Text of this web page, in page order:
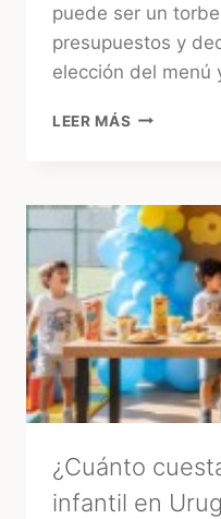
puede ser un
presupuestos y
elección del menú
LEER MÁS MÁS
QUIERO»:
3
RITUALES
MÁGICOS
PARA
ATRAER
BUENA
ENERGÍA
ANTES
DE
BODA
¿Cuánto
infantil en